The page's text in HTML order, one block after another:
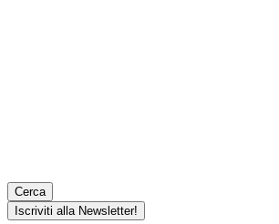
Cerca
Iscriviti alla Newsletter!